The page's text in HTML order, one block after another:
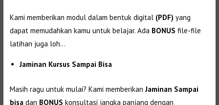
Kami memberikan modul dalam bentuk digital (PDF) yang
dapat memudahkan kamu untuk belajar. Ada BONUS file-file
latihan juga loh…
Jaminan Kursus Sampai Bisa
Masih ragu untuk mulai? Kami memberikan Jaminan Sampai
bisa dan BONUS konsultasi jangka panjang dengan